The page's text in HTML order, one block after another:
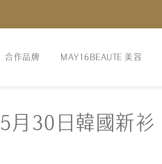
合作品牌 MAY16BEAUTE 美容
5月30日韓國新衫